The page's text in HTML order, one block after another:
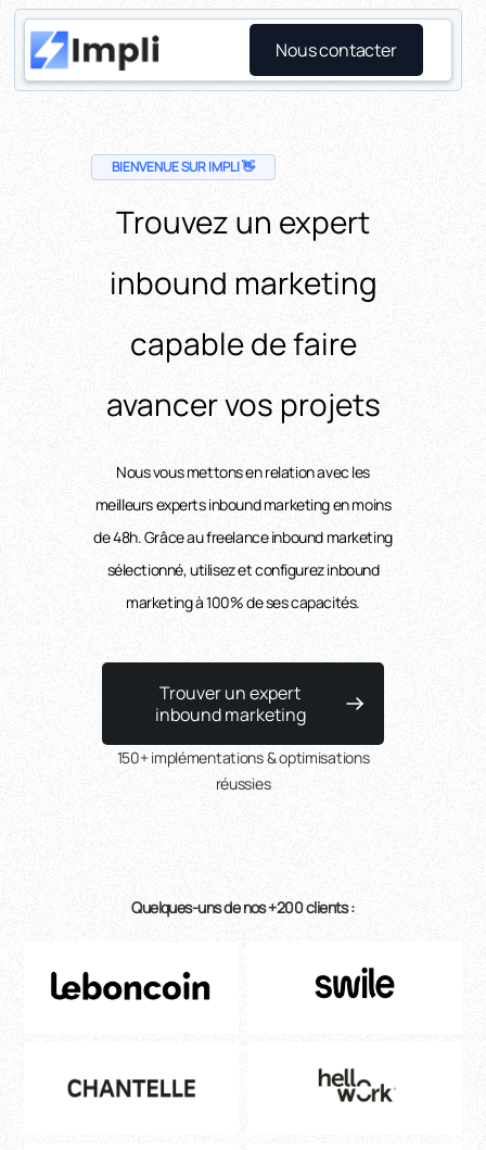
Nous contacter
BIENVENUE SUR IMPLI 👋
Trouvez un expert
inbound marketing
capable de faire
avancer vos projets
Nous vous mettons en relation avec les
meilleurs experts inbound marketing en moins
de 48h. Grâce au freelance inbound marketing
sélectionné, utilisez et configurez inbound
marketing à 100% de ses capacités.
Trouver un expert
inbound marketing
150+ implémentations & optimisations
réussies
Quelques-uns de nos +200 clients :